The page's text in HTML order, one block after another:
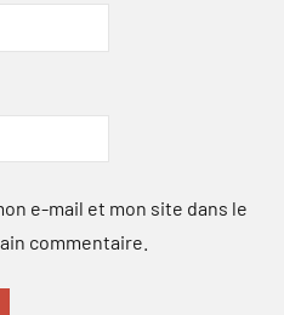
e-mail et mon site dans le
commentaire.